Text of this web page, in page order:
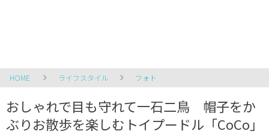
HOME ライフスタイル フォト
おしゃれで目も守れて一石二鳥 帽子をか
ぶりお散歩を楽しむトイプードル「CoCo」